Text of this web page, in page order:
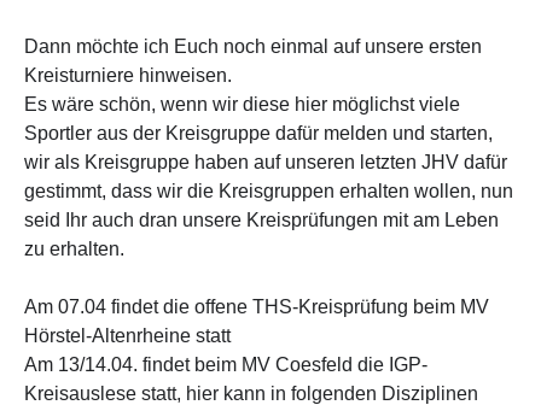
Dann möchte ich Euch noch einmal auf unsere ersten
Kreisturniere hinweisen.
Es wäre schön, wenn wir diese hier möglichst viele
Sportler aus der Kreisgruppe dafür melden und starten,
wir als Kreisgruppe haben auf unseren letzten JHV dafür
gestimmt, dass wir die Kreisgruppen erhalten wollen, nun
seid Ihr auch dran unsere Kreisprüfungen mit am Leben
zu erhalten.
Am 07.04 findet die offene THS-Kreisprüfung beim MV
Hörstel-Altenrheine statt
Am 13/14.04. findet beim MV Coesfeld die IGP-
Kreisauslese statt, hier kann in folgenden Disziplinen